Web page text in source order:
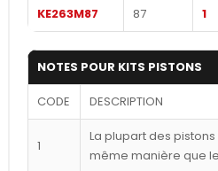
KE263M87 87 1
NOTES POUR KITS PISTONS
CODE DESCRIPTION
1
La plupart des
même manière que